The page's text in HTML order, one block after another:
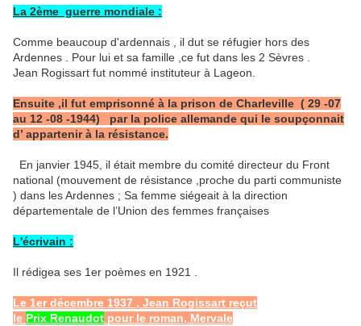
La 2ème guerre mondiale :
Comme beaucoup d'ardennais , il dut se réfugier hors des
Ardennes . Pour lui et sa famille ,ce fut dans les 2 Sèvres .
Jean Rogissart fut nommé instituteur à Lageon.
Ensuite ,il fut emprisonné à la prison de Charleville ( 29 -07
au 12 -08 -1944) par la police allemande qui le soupçonnait
d’ appartenir à la résistance.
En janvier 1945, il était membre du comité directeur du Front
national (mouvement de résistance ,proche du parti communiste
) dans les Ardennes ; Sa femme siégeait à la direction
départementale de l’Union des femmes françaises
L'écrivain :
Il rédigea ses 1er poèmes en 1921 .
Le 1er décembre 1937 , Jean Rogissart reçut
le Prix Renaudot pour le roman, Mervale